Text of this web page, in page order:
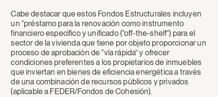
Cabe destacar que estos Fondos Estructurales incluyen
un “préstamo para la renovación como instrumento
financiero específico y unificado (“off-the-shelf”) para el
sector de la vivienda que tiene por objeto proporcionar un
proceso de aprobación de “vía rápida” y ofrecer
condiciones preferentes a los propietarios de inmuebles
que inviertan en bienes de eficiencia energética a través
de una combinación de recursos públicos y privados
(aplicable a FEDER/Fondos de Cohesión).